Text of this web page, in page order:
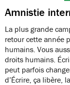
Amnistie
La plus grande
retour cette année
humains. Vous
droits humains.
peut parfois
d’Écrire, ça libère,